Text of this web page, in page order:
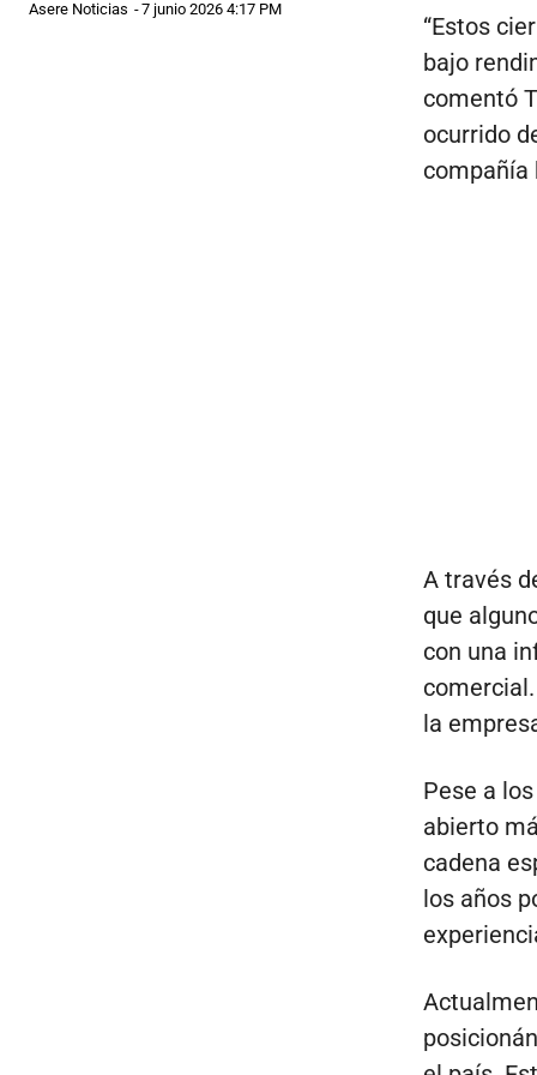
Asere Noticias -7 junio 2026 4:17 PM
“Estos
bajo
comentó
ocurrido
compañía
A través
que
con una
la
Pese a
abierto
cadena
los años